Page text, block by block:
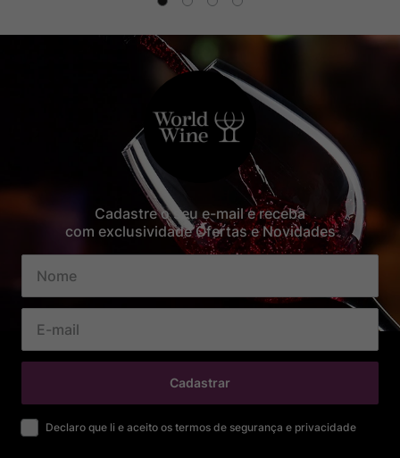
Cadastre o seu e-mail e receba
com exclusividade Ofertas e Novidades
Cadastrar
Declaro que li e aceito os termos de segurança e privacidade